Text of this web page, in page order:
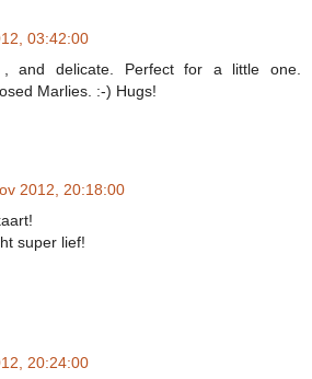
03:42:00
and delicate. Perfect for a little one.
Marlies. :-) Hugs!
2012, 20:18:00
super lief!
20:24:00